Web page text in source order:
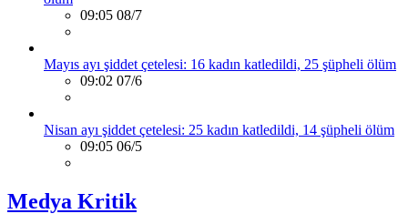
09:05 08/7
Mayıs ayı şiddet çetelesi: 16 kadın katledildi, 25 şüpheli ölüm
09:02 07/6
Nisan ayı şiddet çetelesi: 25 kadın katledildi, 14 şüpheli ölüm
09:05 06/5
Medya Kritik